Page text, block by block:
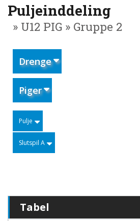
Puljeinddeling
» U12 PIG » Gruppe 2
Drenge
Piger
Pulje
Slutspil A
Tabel